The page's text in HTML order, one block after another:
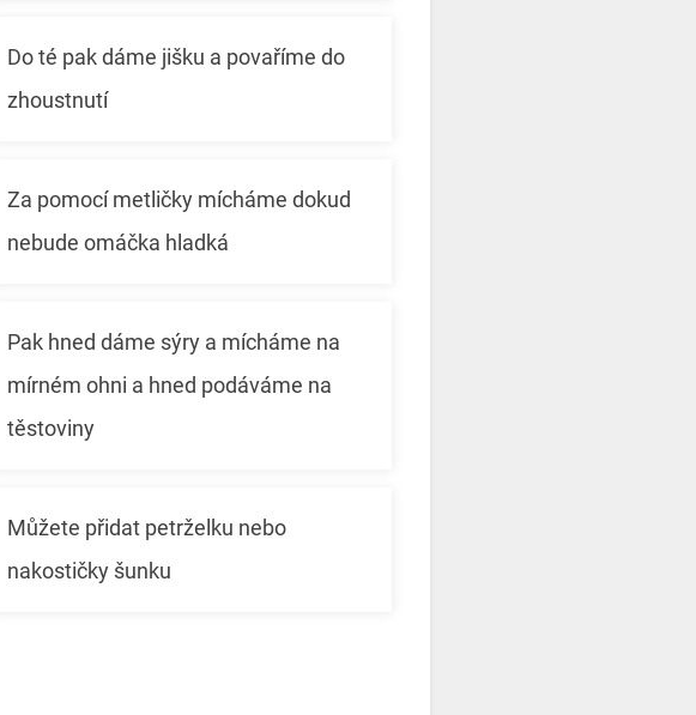
Do té pak dáme jišku a povaříme do
zhoustnutí
Za pomocí metličky mícháme dokud
nebude omáčka hladká
Pak hned dáme sýry a mícháme na
mírném ohni a hned podáváme na
těstoviny
Můžete přidat petrželku nebo
nakostičky šunku